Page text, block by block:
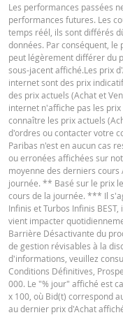
6 août
2026 22:25
5 août
2026 22:15
4 août
2026 22:17
3 août
2026 22:16
30 juil.
2026 22:16
30 juil.
2026 22:16
29 juil.
2026 22:16
28 juil.
2026 22:18
Français (France)
CONDITIONS
Français (France)
KEY INFORMATION
Key Information
QUOTES
Les performances passées
performances futures. Les
temps réél, ils sont différés
données. Par conséquent,
peut légèrement différer du
sous-jacent affiché.Les prix
internet sont des prix
des prix actuels (Achat et
internet n'affiche pas les
connaître les prix actuels
d'ordres ou contacter votre
Paribas n'est en aucun cas
ou erronées affichées sur
moyenne des derniers cours
journée. ** Basé sur le prix
cours de la journée. *** Il
Infinis et Turbos Infinis
vient impacter
Barrière Désactivante du
de gestion révisables à la
d'informations, veuillez
Conditions Définitives,
000. Le "% jour" affiché est
x 100, où Bid(t) correspond
au dernier prix d'Achat